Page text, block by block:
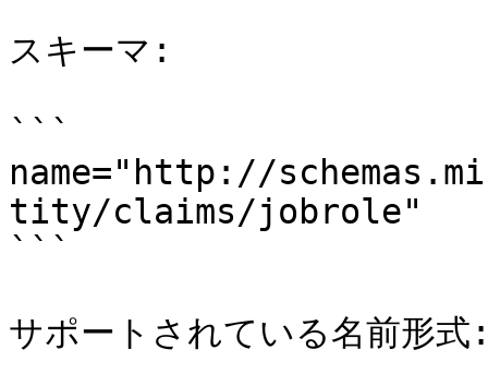
スキーマ:
```
name="http://
tity/claims/jobrole"
```
サポートされている名前形